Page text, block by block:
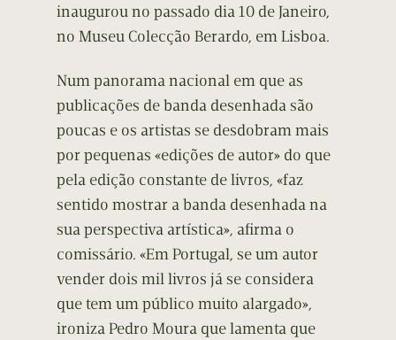
inaugurou no passado dia 10 de Janeiro,
no Museu Colecção Berardo, em Lisboa.
Num panorama nacional em que as
publicações de banda desenhada são
poucas e os artistas se desdobram mais
por pequenas «edições de autor» do que
pela edição constante de livros, «faz
sentido mostrar a banda desenhada na
sua perspectiva artística», afirma o
comissário. «Em Portugal, se um autor
vender dois mil livros já se considera
que tem um público muito alargado»,
ironiza Pedro Moura que lamenta que